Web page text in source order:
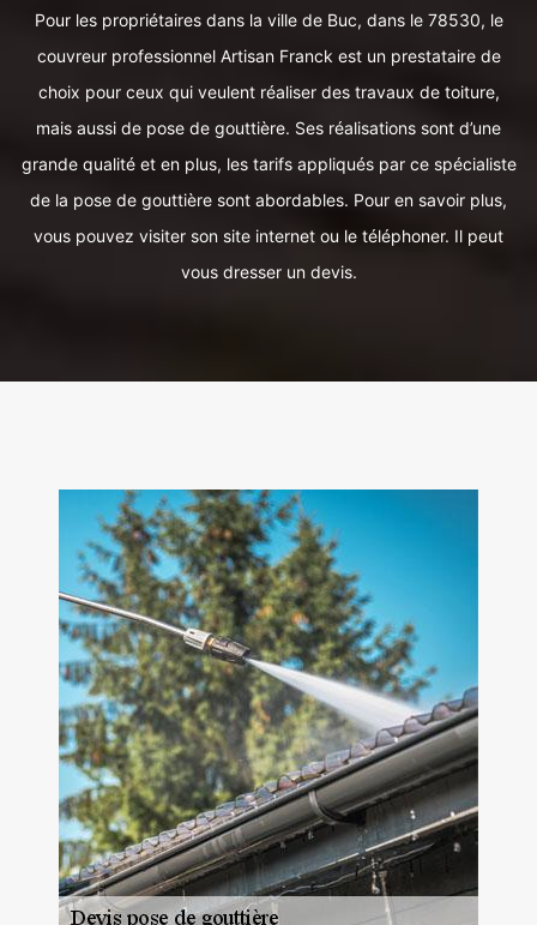
Pour les propriétaires dans la ville de Buc, dans le 78530, le
couvreur professionnel Artisan Franck est un prestataire de
choix pour ceux qui veulent réaliser des travaux de toiture,
mais aussi de pose de gouttière. Ses réalisations sont d’une
grande qualité et en plus, les tarifs appliqués par ce spécialiste
de la pose de gouttière sont abordables. Pour en savoir plus,
vous pouvez visiter son site internet ou le téléphoner. Il peut
vous dresser un devis.